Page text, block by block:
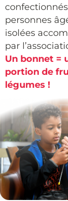
personnes
isolées
par
Un bonnet =
portion de
légumes !